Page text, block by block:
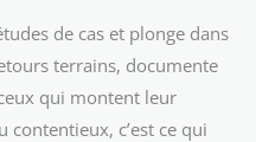
de cas et plonge dans
terrains, documente
qui montent leur
c’est ce qui